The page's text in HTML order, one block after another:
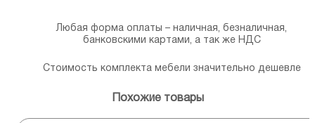
Любая форма оплаты – наличная, безналичная,
банковскими картами, а так же НДС
Стоимость комплекта мебели значительно дешевле
Похожие товары